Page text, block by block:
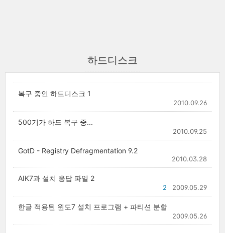
하드디스크
복구 중인 하드디스크 1
2010.09.26
500기가 하드 복구 중...
2010.09.25
GotD - Registry Defragmentation 9.2
2010.03.28
AIK7과 설치 응답 파일 2
2009.05.29
2
한글 적용된 윈도7 설치 프로그램 + 파티션 분할
2009.05.26